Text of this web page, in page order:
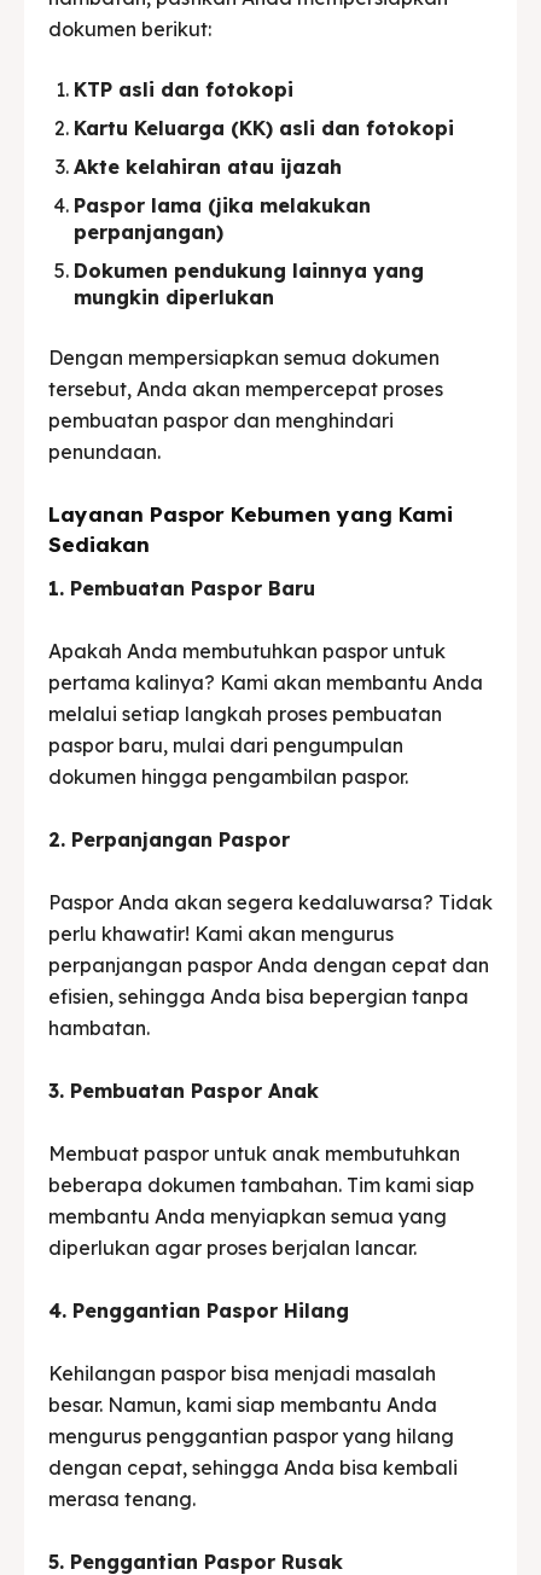
dokumen berikut:
KTP asli dan fotokopi
Kartu Keluarga (KK) asli dan fotokopi
Akte kelahiran atau ijazah
Paspor lama (jika melakukan
perpanjangan)
Dokumen pendukung lainnya yang
mungkin diperlukan
Dengan mempersiapkan semua dokumen
tersebut, Anda akan mempercepat proses
pembuatan paspor dan menghindari
penundaan.
Layanan Paspor Kebumen yang Kami
Sediakan
1. Pembuatan Paspor Baru
Apakah Anda membutuhkan paspor untuk
pertama kalinya? Kami akan membantu Anda
melalui setiap langkah proses pembuatan
paspor baru, mulai dari pengumpulan
dokumen hingga pengambilan paspor.
2. Perpanjangan Paspor
Paspor Anda akan segera kedaluwarsa? Tidak
perlu khawatir! Kami akan mengurus
perpanjangan paspor Anda dengan cepat dan
efisien, sehingga Anda bisa bepergian tanpa
hambatan.
3. Pembuatan Paspor Anak
Membuat paspor untuk anak membutuhkan
beberapa dokumen tambahan. Tim kami siap
membantu Anda menyiapkan semua yang
diperlukan agar proses berjalan lancar.
4. Penggantian Paspor Hilang
Kehilangan paspor bisa menjadi masalah
besar. Namun, kami siap membantu Anda
mengurus penggantian paspor yang hilang
dengan cepat, sehingga Anda bisa kembali
merasa tenang.
5. Penggantian Paspor Rusak